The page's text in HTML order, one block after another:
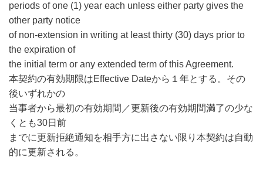
periods of one (1) year each unless either party gives the
other party notice
of non-extension in writing at least thirty (30) days prior to
the expiration of
the initial term or any extended term of this Agreement.
本契約の有効期限はEffective Dateから１年とする。その
後いずれかの
当事者から最初の有効期間／更新後の有効期間満了の少な
くとも30日前
までに更新拒絶通知を相手方に出さない限り本契約は自動
的に更新される。